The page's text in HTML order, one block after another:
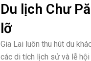
Du lịch Chư
lỡ
Gia Lai luôn thu hút du
các di tích lịch sử và lễ